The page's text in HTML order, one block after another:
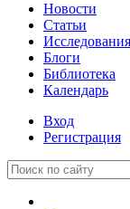
Новости
Статьи
Исследования
Блоги
Библиотека
Календарь
Вход
Регистрация